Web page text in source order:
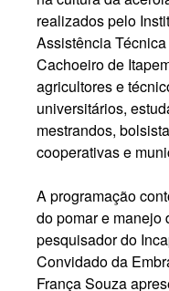
realizados pelo
Assistência
Cachoeiro de
agricultores e
universitários,
mestrandos,
cooperativas e
A programação
do pomar e manejo
pesquisador do
Convidado da
França Souza